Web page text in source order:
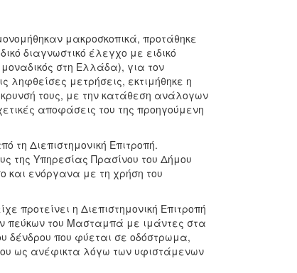
μακροσκοπικά, προτάθηκε
διαγνωστικό έλεγχο με ειδικό
στη Ελλάδα), για τον
μετρήσεις, εκτιμήθηκε η
τους, με την κατάθεση ανάλογων
αποφάσεις του της προηγούμενη
Διεπιστημονική Επιτροπή.
της Υπηρεσίας Πρασίνου του Δήμου
και ενόργανα με τη χρήση του
προτείνει η Διεπιστημονική Επιτροπή
πεύκων του Μασταμπά με ιμάντες στα
δένδρου που φύεται σε οδόστρωμα,
ως ανέφικτα λόγω των υφιστάμενων